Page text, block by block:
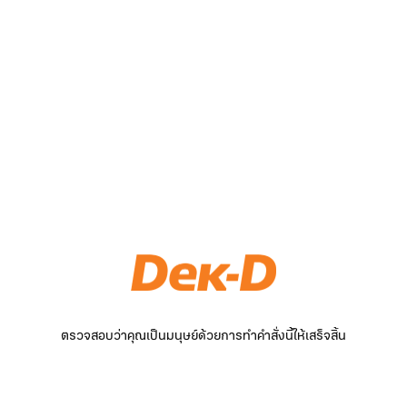
ตรวจสอบว่าคุณเป็นมนุษย์ด้วยการทำคำสั่งนี้ให้เสร็จสิ้น